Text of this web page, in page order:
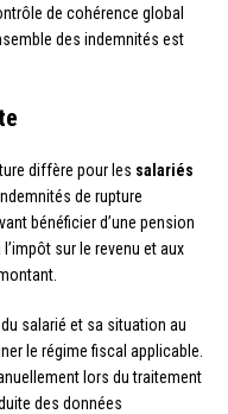
de cohérence global
des indemnités est
diffère pour les salariés
de rupture
bénéficier d’une pension
sur le revenu et aux
salarié et sa situation au
le régime fiscal applicable.
lors du traitement
des données